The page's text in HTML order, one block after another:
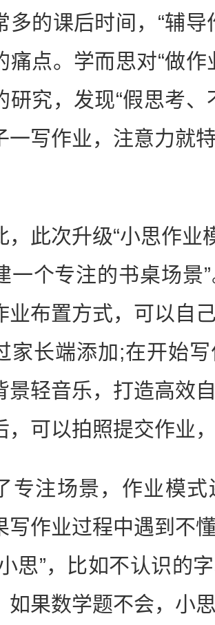
多的课后时间，“辅导
痛点。学而思对“做
研究，发现“假思考、
一写作业，注意力就
次升级“小思作业
一个专注的书桌场景
业布置方式，可以自
家长端添加;在开始
景轻音乐，打造高效
，可以拍照提交作业
注场景，作业模式
写作业过程中遇到不
思”，比如不认识的
如果数学题不会，小